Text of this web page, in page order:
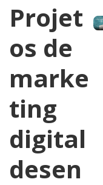
Projet
os de
marke
ting
digital
desen